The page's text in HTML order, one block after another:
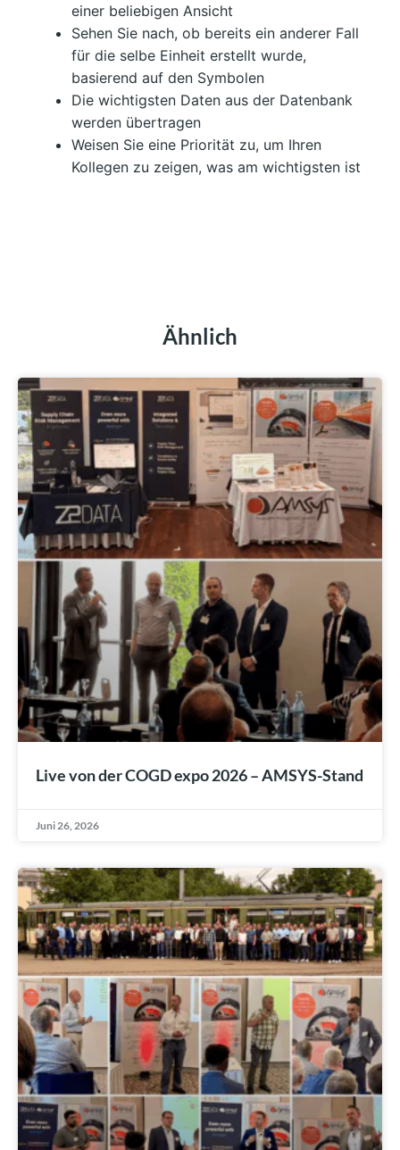
einer beliebigen Ansicht
Sehen Sie nach, ob bereits ein anderer Fall
für die selbe Einheit erstellt wurde,
basierend auf den Symbolen
Die wichtigsten Daten aus der Datenbank
werden übertragen
Weisen Sie eine Priorität zu, um Ihren
Kollegen zu zeigen, was am wichtigsten ist
Ähnlich
Live von der COGD expo 2026 – AMSYS-Stand
Juni 26, 2026